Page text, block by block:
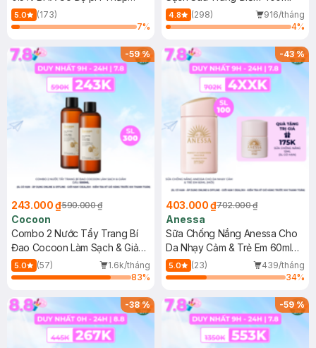
150ml
5.0
(173)
7%
4.8 (298)
916/tháng
4%
-59%
243.000 ₫590.000 ₫
Cocoon
Combo 2 Nước Tẩy Trang Bí
Đao Cocoon Làm Sạch & Giảm
Dầu 500ml
5.0 (57)
1.6k/tháng
83%
-43%
403.000 ₫702.000 ₫
Anessa
Sữa Chống Nắng Anessa Cho
Da Nhạy Cảm & Trẻ Em 60ml
(Mới)
5.0 (23)
439/tháng
34%
-38% -59%